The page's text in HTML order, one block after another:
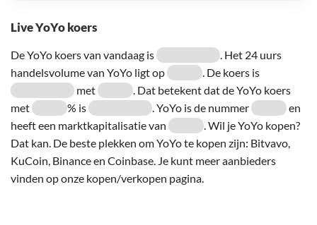
Live YoYo koers
De YoYo koers van vandaag is
. Het 24 uurs
handelsvolume van YoYo ligt op
. De koers is
met
. Dat betekent dat de YoYo koers
met
% is . YoYo is de nummer
en
heeft een marktkapitalisatie van
. Wil je YoYo kopen?
Dat kan. De beste plekken om YoYo te kopen zijn: Bitvavo,
KuCoin, Binance en Coinbase. Je kunt meer aanbieders
vinden op onze kopen/verkopen pagina.